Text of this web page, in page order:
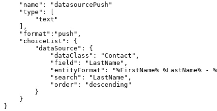
    "name": "datasourcePush"
    "type": [
        "text"
    ],
    "format":"push",
    "choiceList": {
        "dataSource": {
            "dataClass": "Contact",
            "field": "LastName",
"entityFormat": "%FirstName% %LastName% -
            "search": "LastName",
            "order": "descending"
        }
    }
}